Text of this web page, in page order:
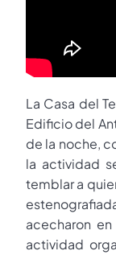
La Casa del
Edificio del
de la noche,
la actividad
temblar a
acecharon
actividad